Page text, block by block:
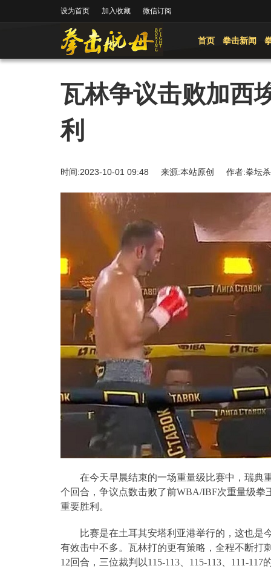
设为首页 加入收藏 微信订阅
首页 拳击新闻
瓦林争议击败加西
利
时间:2023-10-01 09:48 来源:本站原创 作者:拳
在今天早晨结束的一场重量级比赛中，瑞典
个回合，争议点数击败了前WBA/IBF次重量级拳
重要胜利。
比赛是在土耳其安塔利亚港举行的，这也是
有效击中不多。瓦林打的更有策略，全程不断打
12回合，三位裁判以115-113 115-113 111-117